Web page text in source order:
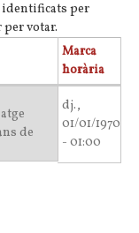
identificats per
votar.
Marca
horària
de
dj.,
01/01/1970
- 01:00